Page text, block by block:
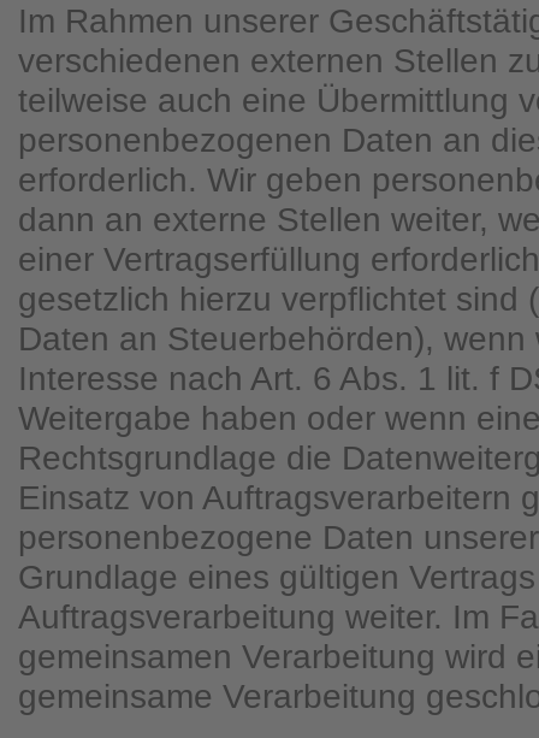
Im Rahmen unserer
verschiedenen externen Stellen
teilweise auch eine Übermittlung
personenbezogenen Daten an
erforderlich. Wir geben
dann an externe Stellen weiter,
einer Vertragserfüllung
gesetzlich hierzu verpflichtet sind
Daten an Steuerbehörden),
Interesse nach Art. 6 Abs. 1 lit. f
Weitergabe haben oder wenn
Rechtsgrundlage die
Einsatz von Auftragsverarbeitern
personenbezogene Daten
Grundlage eines gültigen
Auftragsverarbeitung weiter. Im
gemeinsamen Verarbeitung wird
gemeinsame Verarbeitung